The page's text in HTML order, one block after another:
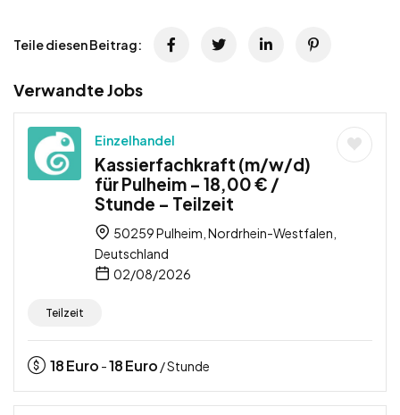
Teile diesen Beitrag:
Verwandte Jobs
Einzelhandel
Kassierfachkraft (m/w/d)
für Pulheim – 18,00 € /
Stunde – Teilzeit
50259 Pulheim, Nordrhein-Westfalen,
Deutschland
02/08/2026
Teilzeit
18Euro -18Euro / Stunde